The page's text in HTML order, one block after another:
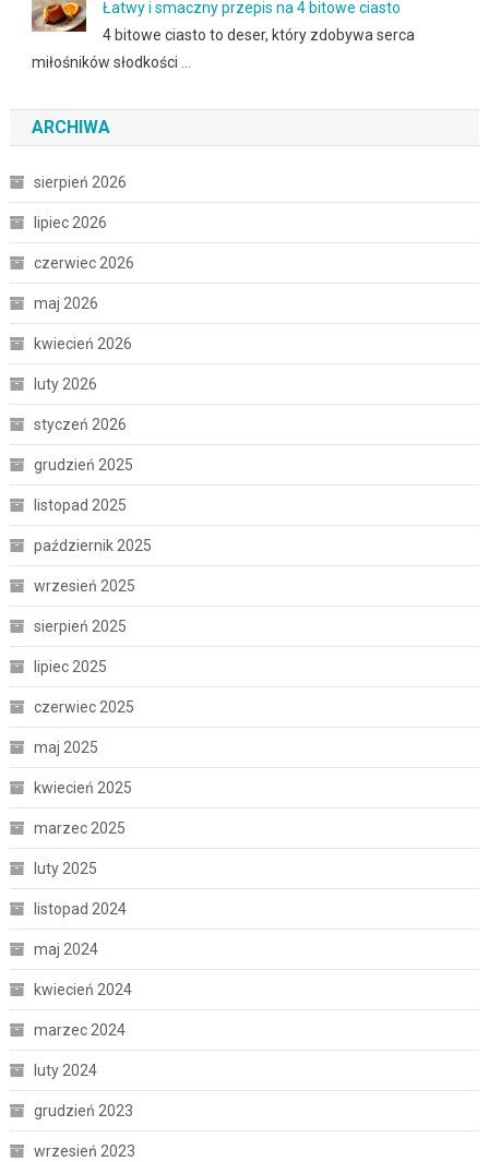
Łatwy i smaczny przepis na 4 bitowe ciasto
4 bitowe ciasto to deser, który zdobywa serca
miłośników słodkości …
ARCHIWA
sierpień 2026
lipiec 2026
czerwiec 2026
maj 2026
kwiecień 2026
luty 2026
styczeń 2026
grudzień 2025
listopad 2025
październik 2025
wrzesień 2025
sierpień 2025
lipiec 2025
czerwiec 2025
maj 2025
kwiecień 2025
marzec 2025
luty 2025
listopad 2024
maj 2024
kwiecień 2024
marzec 2024
luty 2024
grudzień 2023
wrzesień 2023